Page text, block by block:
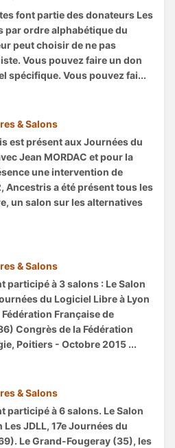
font partie des donateurs Les
par ordre alphabétique du
peut choisir de ne pas
Vous pouvez faire un don
spécifique. Vous pouvez fai...
& Salons
est présent aux Journées du
Jean MORDAC et pour la
une intervention de
Ancestris a été présent tous les
un salon sur les alternatives
& Salons
participé à 3 salons : Le Salon
du Logiciel Libre à Lyon
Française de
Congrès de la Fédération
Poitiers - Octobre 2015 ...
& Salons
participé à 6 salons. Le Salon
JDLL, 17e Journées du
Le Grand-Fougeray (35), les